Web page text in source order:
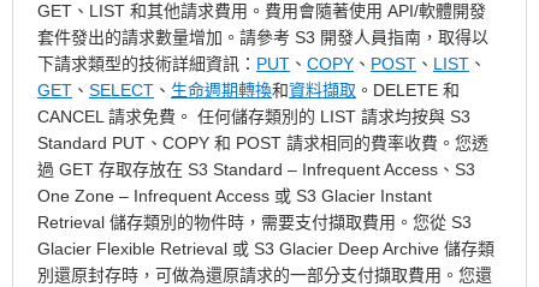
GET、LIST 和其他請求費用。費用會隨著使用 API/軟體開發
套件發出的請求數量增加。請參考 S3 開發人員指南，取得以
下請求類型的技術詳細資訊： PUT 、 COPY 、 POST 、 LIST 、
GET 、 SELECT 、 生命週期轉換和資料擷取 。DELETE 和
CANCEL 請求免費。 任何儲存類別的 LIST 請求均按與 S3
Standard PUT、COPY 和 POST 請求相同的費率收費。您透
過 GET 存取存放在 S3 Standard – Infrequent Access、S3
One Zone – Infrequent Access 或 S3 Glacier Instant
Retrieval 儲存類別的物件時，需要支付擷取費用。您從 S3
Glacier Flexible Retrieval 或 S3 Glacier Deep Archive 儲存類
別還原封存時，可做為還原請求的一部分支付擷取費用。您還